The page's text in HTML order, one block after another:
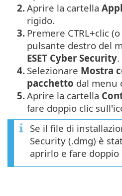
2.Aprire la cartella
rigido.
3. Premere CTRL+clic
pulsante destro del
ESET Cyber Security.
4. Selezionare Mostra
pacchetto dal menu
5.Aprire la cartella
fare doppio clic
Se il file di
Security (.dmg) è
aprirlo e fare doppio